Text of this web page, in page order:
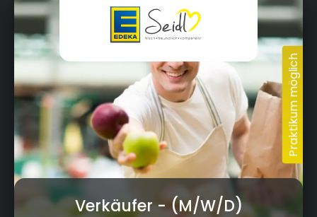
Verkäufer- (M/W/D)